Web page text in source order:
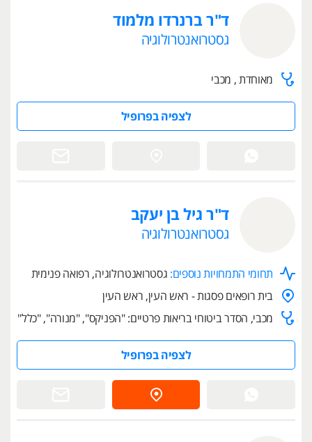
ד"ר ברנרדו מלמוד
גסטרואנטרולוגיה
מאוחדת , מכבי
לצפיה בפרופיל
ד"ר גיל בן יעקב
גסטרואנטרולוגיה
תחומי התמחויות נוספים: גסטרואנטרולוגיה, רפואה פנימית
בית רופאים פסגות - ראש העין, ראש העין
מכבי, הסדר ביטוחי בריאות פרטיים: "הפניקס", "מנורה", "כלל"
לצפיה בפרופיל